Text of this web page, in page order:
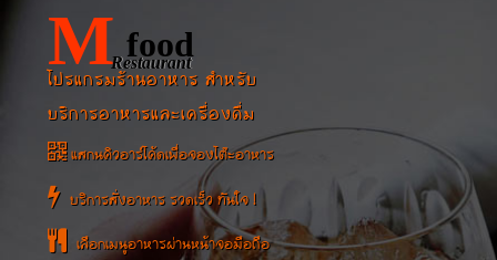
M food
Restaurant
โปรแกรมร้านอาหาร สำหรับ
บริการอาหารและเครื่องดื่ม
แสกนคิวอาร์โค้ดเพื่อจองโต๊ะอาหาร
บริการสั่งอาหาร รวดเร็ว ทันใจ !
เลือกเมนูอาหารผ่านหน้าจอมือถือ